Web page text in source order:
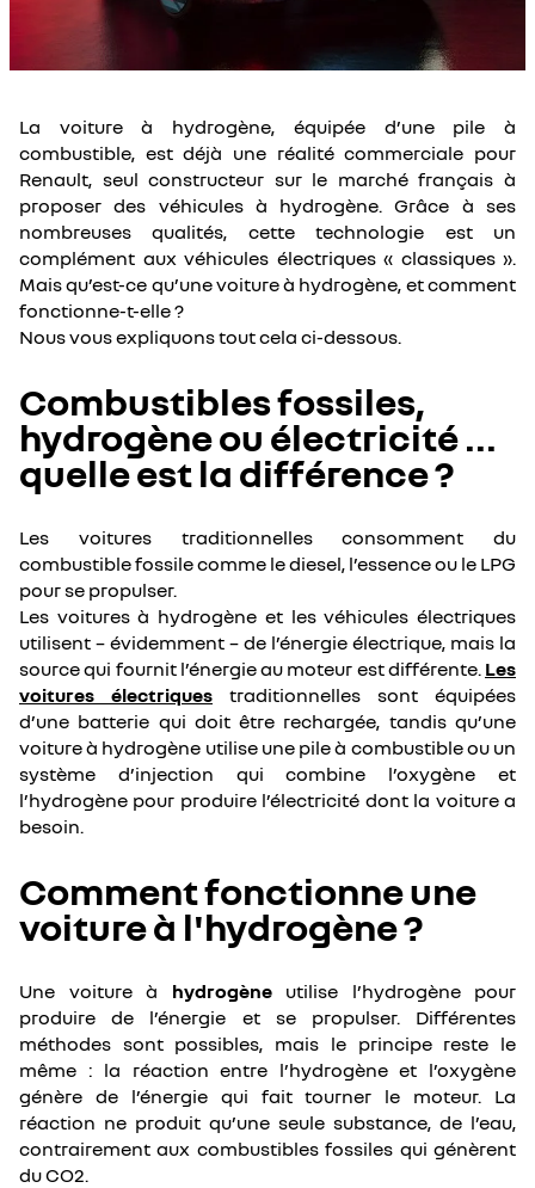
La voiture à hydrogène, équipée d’une pile à
combustible, est déjà une réalité commerciale pour
Renault, seul constructeur sur le marché français à
proposer des véhicules à hydrogène. Grâce à ses
nombreuses qualités, cette technologie est un
complément aux véhicules électriques « classiques ».
Mais qu’est-ce qu’une voiture à hydrogène, et comment
fonctionne-t-elle ?
Nous vous expliquons tout cela ci-dessous.
Combustibles fossiles,
hydrogène ou électricité ...
quelle est la différence ?
Les voitures traditionnelles consomment du
combustible fossile comme le diesel, l’essence ou le LPG
pour se propulser.
Les voitures à hydrogène et les véhicules électriques
utilisent – évidemment – de l’énergie électrique, mais la
source qui fournit l’énergie au moteur est différente. Les
voitures électriques traditionnelles sont équipées
d’une batterie qui doit être rechargée, tandis qu’une
voiture à hydrogène utilise une pile à combustible ou un
système d’injection qui combine l’oxygène et
l’hydrogène pour produire l’électricité dont la voiture a
besoin.
Comment fonctionne une
voiture à l'hydrogène ?
Une voiture à hydrogèneutilise l’hydrogène pour
produire de l’énergie et se propulser. Différentes
méthodes sont possibles, mais le principe reste le
même : la réaction entre l’hydrogène et l’oxygène
génère de l’énergie qui fait tourner le moteur. La
réaction ne produit qu’une seule substance, de l’eau,
contrairement aux combustibles fossiles qui génèrent
du CO2.